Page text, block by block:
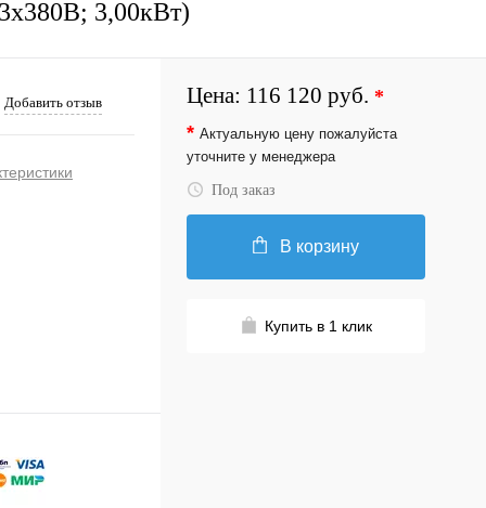
3,00кВт)
Добавить отзыв Цена: 116 120 руб. *
* Актуальную цену пожалуйста
уточните у менеджера
Под заказ
В корзину
Купить в 1 клик